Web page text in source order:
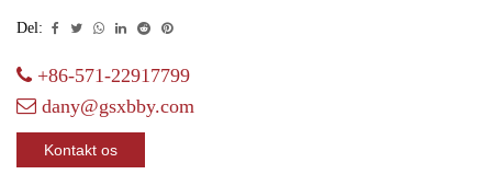
Del:
+86-571-22917799
dany@gsxbby.com
Kontakt os